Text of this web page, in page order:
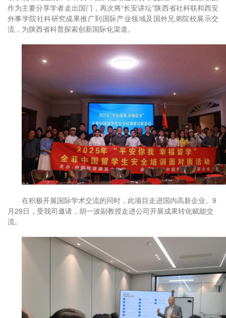
作为主要分享学者走出国门，再次将“长安讲坛”陕西省社科联和西安
外事学院社科研究成果推广到国际产业领域及国外兄弟院校展示交
流，为陕西省科普探索创新国际化渠道。
在积极开展国际学术交流的同时，此项目走进国内高新企业。9
月29日，受我司邀请，胡一波副教授走进公司开展成果转化赋能交
流。